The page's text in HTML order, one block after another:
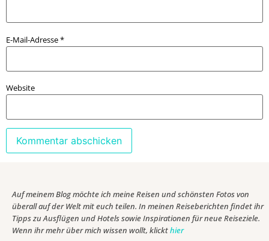
E-Mail-Adresse*
Website
Auf meinem Blog möchte ich meine Reisen und schönsten Fotos von
überall auf der Welt mit euch teilen. In meinen Reiseberichten findet ihr
Tipps zu Ausflügen und Hotels sowie Inspirationen für neue Reiseziele.
Wenn ihr mehr über mich wissen wollt, klickthier